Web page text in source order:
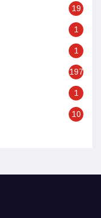
19
1
1
197
1
10